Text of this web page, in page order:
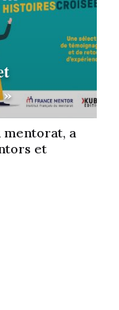
mentorat, a
et